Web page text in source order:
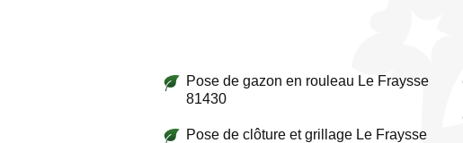
Pose de gazon en rouleau Le Fraysse
81430
Pose de clôture et grillage Le Fraysse